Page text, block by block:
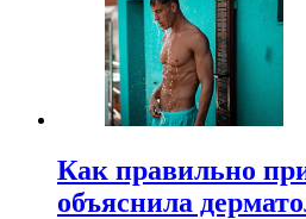
Как правильно
объяснила